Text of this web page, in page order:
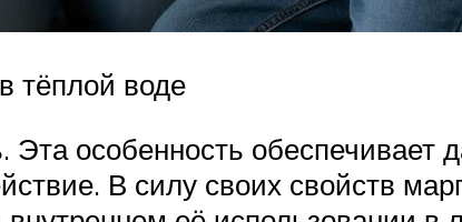
тёплой воде
особенность обеспечивает
В силу своих свойств